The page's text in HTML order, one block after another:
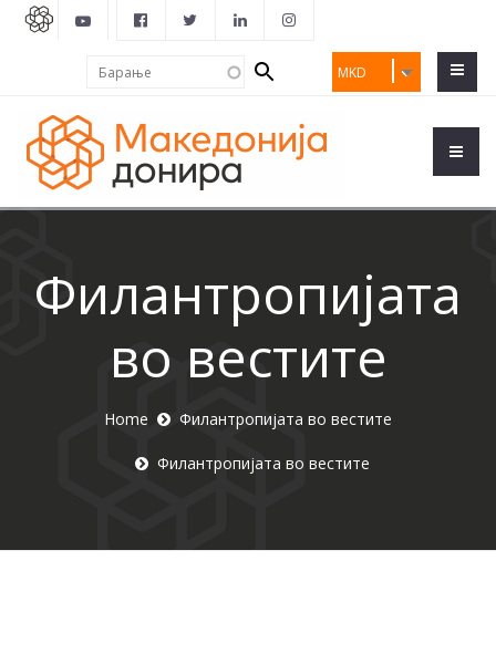
MKD
Search
form
Филантропијата
во вестите
Home Филантропијата во вестите
Филантропијата во вестите